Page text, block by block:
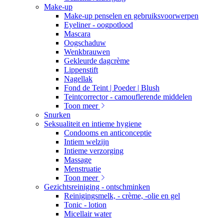
Make-up
Make-up penselen en gebruiksvoorwerpen
Eyeliner - oogpotlood
Mascara
Oogschaduw
Wenkbrauwen
Gekleurde dagcrème
Lippenstift
Nagellak
Fond de Teint | Poeder | Blush
Teintcorrector - camouflerende middelen
Toon meer
Snurken
Seksualiteit en intieme hygiene
Condooms en anticonceptie
Intiem welzijn
Intieme verzorging
Massage
Menstruatie
Toon meer
Gezichtsreiniging - ontschminken
Reinigingsmelk, - crème, -olie en gel
Tonic - lotion
Micellair water